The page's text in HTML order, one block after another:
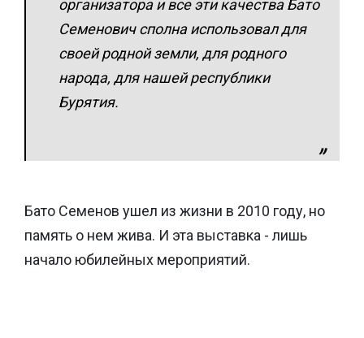
организатора и все эти качества Бато
Семенович сполна использовал для
своей родной земли, для родного
народа, для нашей республики
Бурятия.
Бато Семенов ушел из жизни в 2010 году, но
память о нем жива. И эта выставка - лишь
начало юбилейных мероприятий.